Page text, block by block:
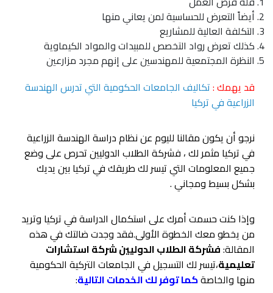
أيضاً التعرض للحساسية لمن يعاني منها
التكلفة العالية للمشاريع
كذلك تعرض رواد التخصص للمبيدات والمواد الكيماوية
النظرة المجتمعية للمهندسين على إنهم مجرد مزارعين
قد يهمك :تكاليف الجامعات الحكومية التي تدرس الهندسة
الزراعية في تركيا
نرجو أن يكون مقالنا لليوم عن نظام دراسة الهندسة الزراعية
في تركيا مثمر لك ، فشركة الطلاب الدوليين تحرص على وضع
جميع المعلومات التي تيسر لك طريقك في تركيا بين يديك
بشكل بسيط ومجاني .
وإذا كنت حسمت أمرك على استكمال الدراسة في تركيا وتريد
من يخطو معك الخطوة الأولى.فقد وجدت ضالتك في هذه
المقالة:فشركة الطلاب الدوليين شركة استشارات
تعليمية،تيسر لك التسجيل في الجامعات التركية الحكومية
منها والخاصةكما توفر لك الخدمات التالية: